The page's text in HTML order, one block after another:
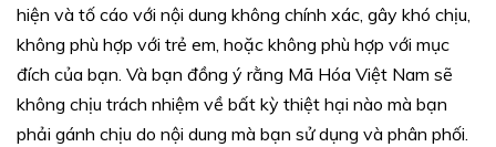
hiện và tố cáo với nội dung không chính xác, gây khó chịu,
không phù hợp với trẻ em, hoặc không phù hợp với mục
đích của bạn. Và bạn đồng ý rằng Mã Hóa Việt Nam sẽ
không chịu trách nhiệm về bất kỳ thiệt hại nào mà bạn
phải gánh chịu do nội dung mà bạn sử dụng và phân phối.